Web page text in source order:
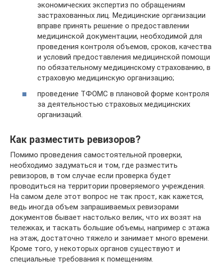
экономических экспертиз по обращениям
застрахованных лиц. Медицинские организации
вправе принять решение о предоставлении
медицинской документации, необходимой для
проведения контроля объемов, сроков, качества
и условий предоставления медицинской помощи
по обязательному медицинскому страхованию, в
страховую медицинскую организацию;
проведение ТФОМС в плановой форме контроля
за деятельностью страховых медицинских
организаций.
Как разместить ревизоров?
Помимо проведения самостоятельной проверки,
необходимо задуматься и том, где разместить
ревизоров, в том случае если проверка будет
проводиться на территории проверяемого учреждения.
На самом деле этот вопрос не так прост, как кажется,
ведь иногда объем запрашиваемых ревизорами
документов бывает настолько велик, что их возят на
тележках, и таскать большие объемы, например с этажа
на этаж, достаточно тяжело и занимает много времени.
Кроме того, у некоторых органов существуют и
специальные требования к помещениям.